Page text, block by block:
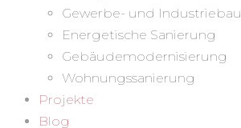
Gewerbe- und Industriebau
Energetische Sanierung
Gebäudemodernisierung
Wohnungssanierung
Projekte
Blog